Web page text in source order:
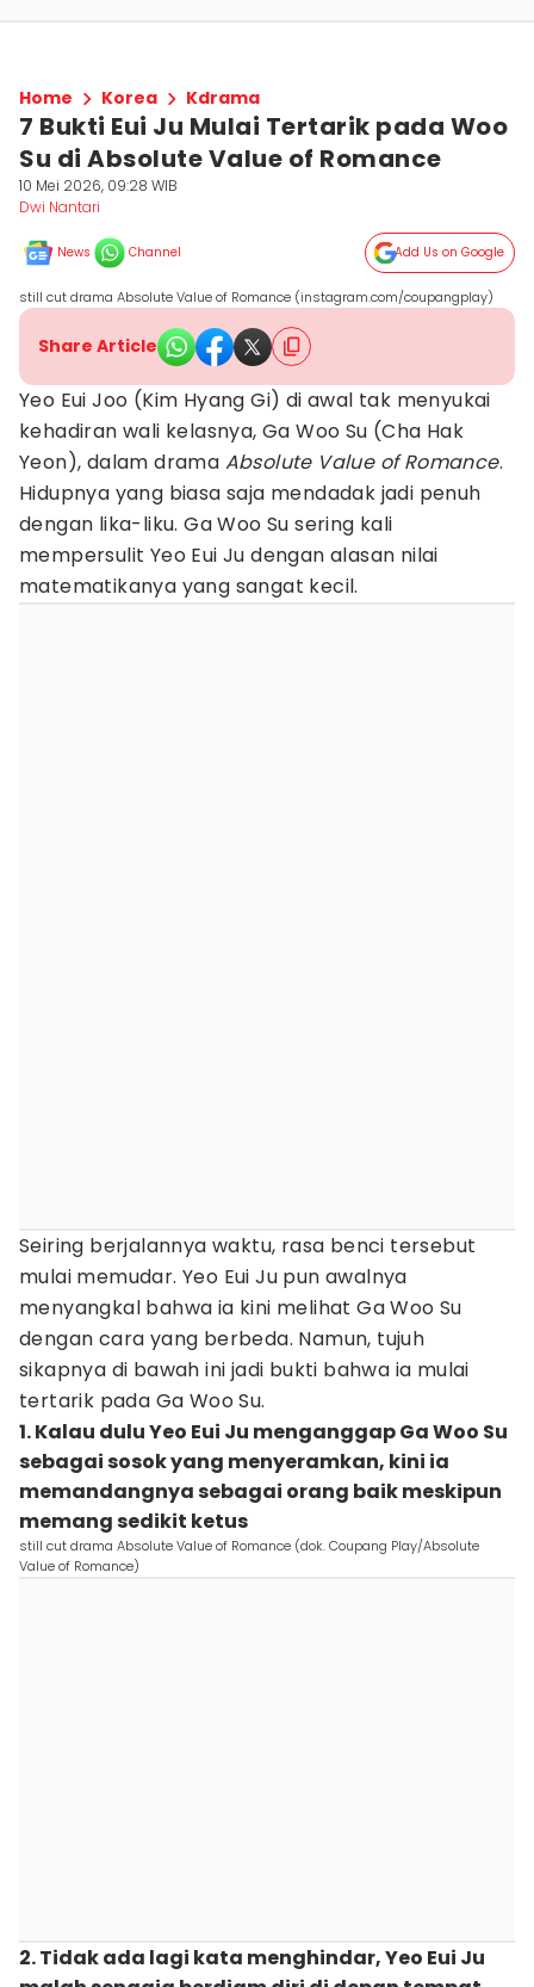
Home Korea Kdrama
7 Bukti Eui Ju Mulai Tertarik pada Woo
Su di Absolute Value of Romance
10 Mei 2026, 09:28 WIB
Dwi Nantari
News Channel Add Us on Google
still cut drama Absolute Value of Romance (instagram.com/coupangplay)
Share Article
Yeo Eui Joo (Kim Hyang Gi) di awal tak menyukai
kehadiran wali kelasnya, Ga Woo Su (Cha Hak
Yeon), dalam drama Absolute Value of Romance.
Hidupnya yang biasa saja mendadak jadi penuh
dengan lika-liku. Ga Woo Su sering kali
mempersulit Yeo Eui Ju dengan alasan nilai
matematikanya yang sangat kecil.
Seiring berjalannya waktu, rasa benci tersebut
mulai memudar. Yeo Eui Ju pun awalnya
menyangkal bahwa ia kini melihat Ga Woo Su
dengan cara yang berbeda. Namun, tujuh
sikapnya di bawah ini jadi bukti bahwa ia mulai
tertarik pada Ga Woo Su.
1. Kalau dulu Yeo Eui Ju menganggap Ga Woo Su
sebagai sosok yang menyeramkan, kini ia
memandangnya sebagai orang baik meskipun
memang sedikit ketus
still cut drama Absolute Value of Romance (dok. Coupang Play/Absolute
Value of Romance)
2. Tidak ada lagi kata menghindar, Yeo Eui Ju